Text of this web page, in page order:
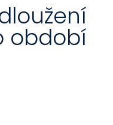
období